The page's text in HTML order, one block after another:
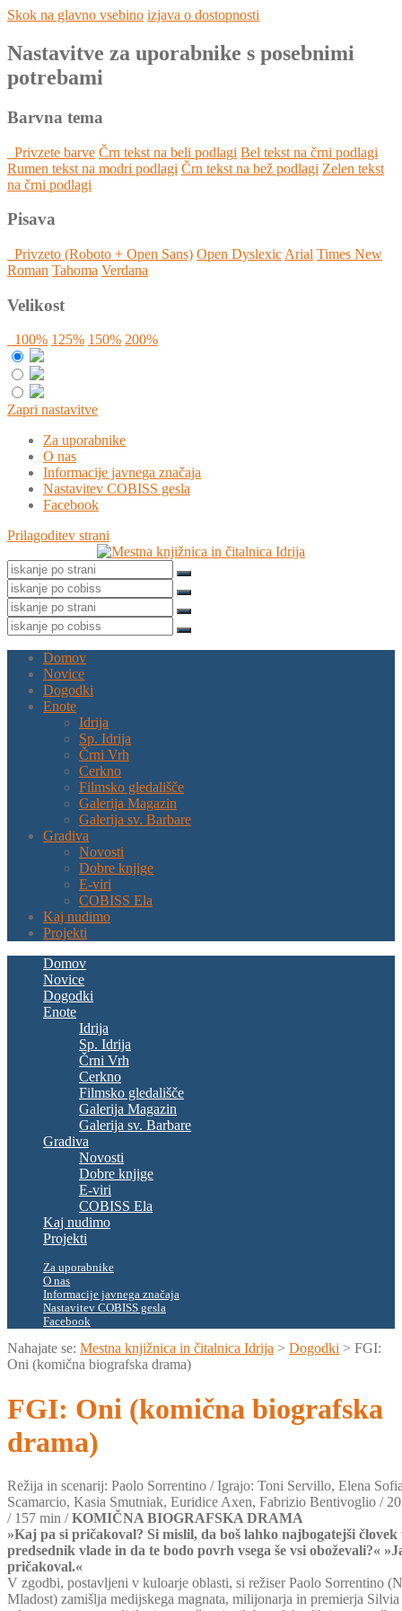
Skok na glavno vsebino izjava o dostopnosti
Nastavitve za uporabnike s posebnimi
potrebami
Barvna tema
Privzete barve Črn tekst na beli podlagi Bel tekst na črni podlagi
Rumen tekst na modri podlagi Črn tekst na bež podlagi Zelen tekst
na črni podlagi
Pisava
Privzeto (Roboto + Open Sans) Open Dyslexic Arial Times New
Roman Tahoma Verdana
Velikost
100% 125% 150% 200%
Zapri nastavitve
Za uporabnike
O nas
Informacije javnega značaja
Nastavitev COBISS gesla
Facebook
Prilagoditev strani
Domov
Novice
Dogodki
Enote
Idrija
Sp. Idrija
Črni Vrh
Cerkno
Filmsko gledališče
Galerija Magazin
Galerija sv. Barbare
Gradiva
Novosti
Dobre knjige
E-viri
COBISS Ela
Kaj nudimo
Projekti
Domov
Novice
Dogodki
Enote
Idrija
Sp. Idrija
Črni Vrh
Cerkno
Filmsko gledališče
Galerija Magazin
Galerija sv. Barbare
Gradiva
Novosti
Dobre knjige
E-viri
COBISS Ela
Kaj nudimo
Projekti
Za uporabnike
O nas
Informacije javnega značaja
Nastavitev COBISS gesla
Facebook
Nahajate se: Mestna knjižnica in čitalnica Idrija > Dogodki > FGI:
Oni (komična biografska drama)
FGI: Oni (komična biografska
drama)
Režija in scenarij: Paolo Sorrentino / Igrajo: Toni Servillo, Elena
Scamarcio, Kasia Smutniak, Euridice Axen, Fabrizio Bentivoglio /
/ 157 min /KOMIČNA BIOGRAFSKA DRAMA
»Kaj pa si pričakoval? Si mislil, da boš lahko najbogatejši
predsednik vlade in da te bodo povrh vsega še vsi oboževali?«
pričakoval.«
V zgodbi, postavljeni v kuloarje oblasti, si režiser Paolo Sorrentino
Mladost) zamišlja medijskega magnata, milijonarja in premierja